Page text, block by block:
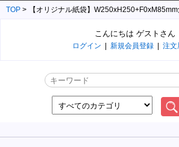
TOP 【オリジナル紙袋】
こんにちは ゲストさん
ログイン 新規会員登録 注文